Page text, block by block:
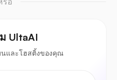
UltaAI
นและโฮสติ้งของคุณ